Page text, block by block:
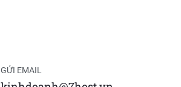
GỬI EMAIL